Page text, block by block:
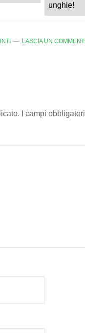
unghie!
LASCIA UN
I campi